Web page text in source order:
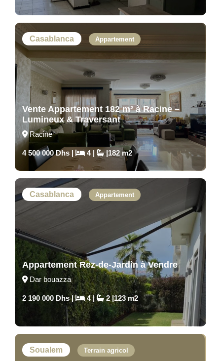
Casablanca Appartement
Vente Appartement 182 m² à Racine –
Lumineux & Traversant
Racine
4 500 000 Dhs | 4 | |182 m2
Casablanca Appartement
Appartement Rez-de-Jardin à Vendre
Dar bouazza
2 190 000 Dhs | 4 | 2 |123 m2
Soualem Terrain agricol